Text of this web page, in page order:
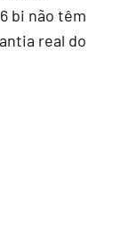
bi não têm
real do